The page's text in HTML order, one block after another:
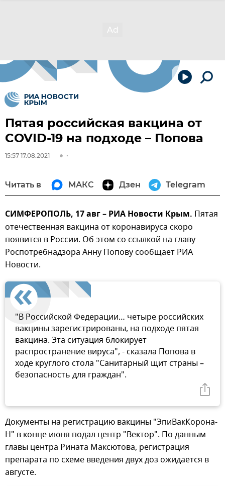
Пятая российская вакцина от
COVID-19 на подходе – Попова
15:57 17.08.2021
Читать в МАКС Дзен Telegram
СИМФЕРОПОЛЬ, 17 авг – РИА Новости Крым. Пятая
отечественная вакцина от коронавируса скоро
появится в России. Об этом со ссылкой на главу
Роспотребнадзора Анну Попову сообщает РИА
Новости.
"В Российской Федерации… четыре российских
вакцины зарегистрированы, на подходе пятая
вакцина. Эта ситуация блокирует
распространение вируса", - сказала Попова в
ходе круглого стола "Санитарный щит страны –
безопасность для граждан".
Документы на регистрацию вакцины "ЭпиВакКорона-
Н" в конце июня подал центр "Вектор". По данным
главы центра Рината Максютова, регистрация
препарата по схеме введения двух доз ожидается в
августе.